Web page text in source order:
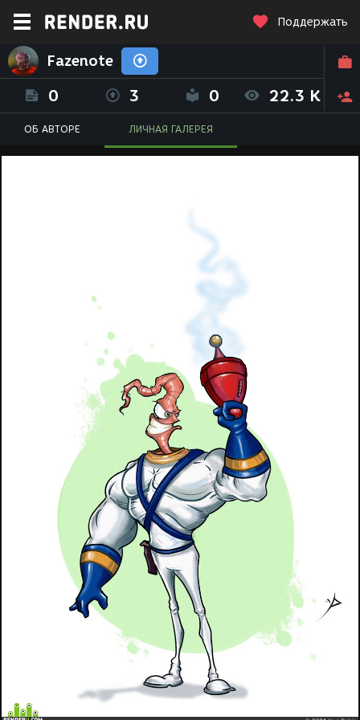
Поддержать
Fazenote
0 3 0 22.3 K
ОБ АВТОРЕ ЛИЧНАЯ ГАЛЕРЕЯ